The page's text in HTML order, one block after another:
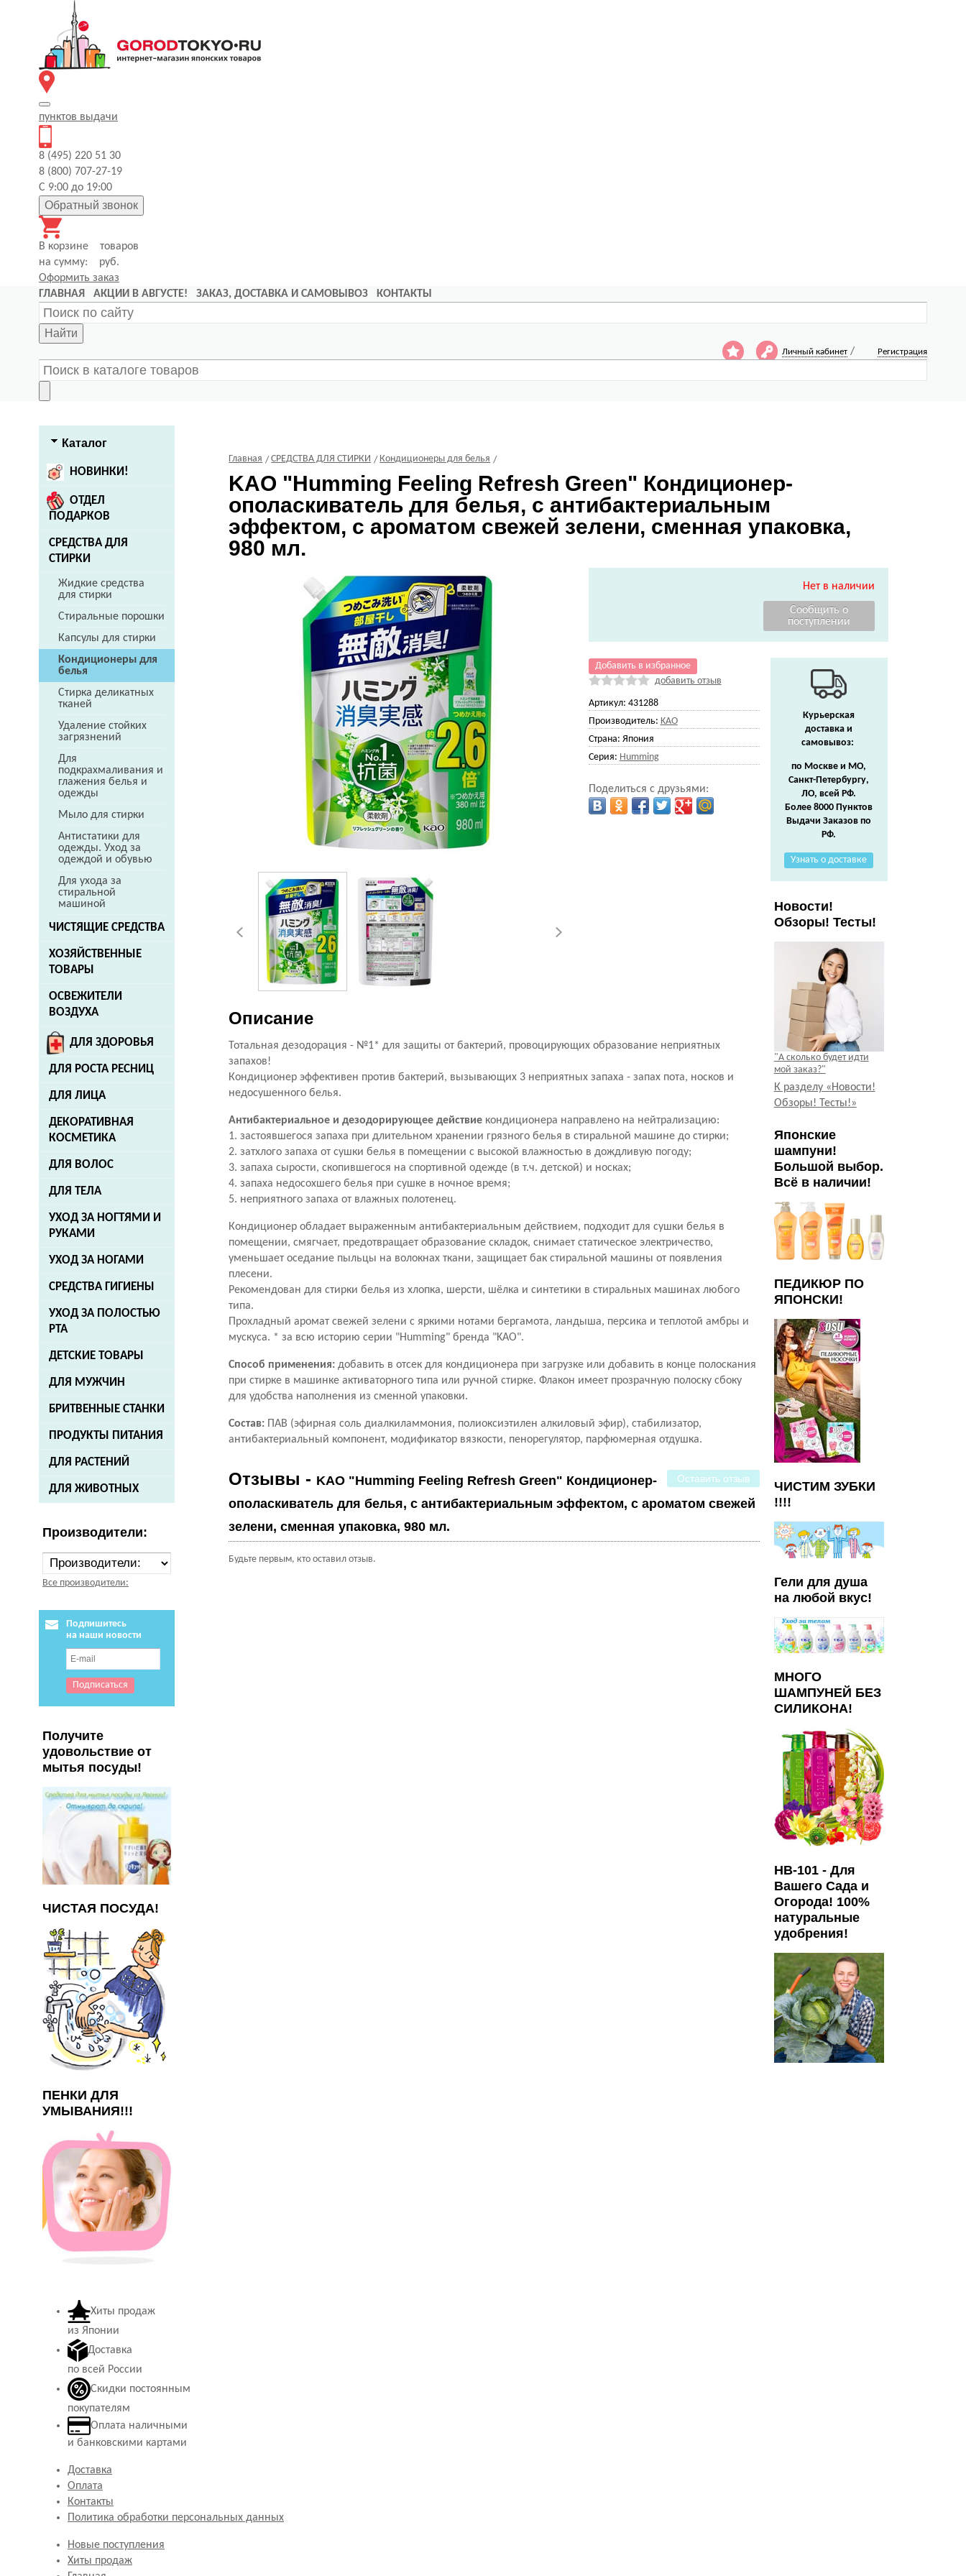
пунктов выдачи
8 (495) 220 51 30
8 (800) 707-27-19
С 9:00 до 19:00
Обратный звонок
В корзине
товаров
на сумму:
руб.
Оформить заказ
ГЛАВНАЯ
АКЦИИ В АВГУСТЕ! ЗАКАЗ, ДОСТАВКА И САМОВЫВОЗ КОНТАКТЫ
Найти
Личный кабинет / Регистрация
Каталог
НОВИНКИ!
ОТДЕЛ
ПОДАРКОВ
СРЕДСТВА ДЛЯ
СТИРКИ
Жидкие средства
для стирки
Стиральные порошки
Капсулы для стирки
Кондиционеры для
белья
Стирка деликатных
тканей
Удаление стойких
загрязнений
Для
подкрахмаливания и
глажения белья и
одежды
Мыло для стирки
Антистатики для
одежды. Уход за
одеждой и обувью
Для ухода за
стиральной
машиной
ЧИСТЯЩИЕ СРЕДСТВА
ХОЗЯЙСТВЕННЫЕ
ТОВАРЫ
ОСВЕЖИТЕЛИ
ВОЗДУХА
ДЛЯ ЗДОРОВЬЯ
ДЛЯ РОСТА РЕСНИЦ
ДЛЯ ЛИЦА
ДЕКОРАТИВНАЯ
КОСМЕТИКА
ДЛЯ ВОЛОС
ДЛЯ ТЕЛА
УХОД ЗА НОГТЯМИ И
РУКАМИ
УХОД ЗА НОГАМИ
СРЕДСТВА ГИГИЕНЫ
УХОД ЗА ПОЛОСТЬЮ
РТА
ДЕТСКИЕ ТОВАРЫ
ДЛЯ МУЖЧИН
БРИТВЕННЫЕ СТАНКИ
ПРОДУКТЫ ПИТАНИЯ
ДЛЯ РАСТЕНИЙ
ДЛЯ ЖИВОТНЫХ
Производители:
Все производители:
Подпишитесь
на наши новости
Получите
удовольствие от
мытья посуды!
ЧИСТАЯ ПОСУДА!
ПЕНКИ ДЛЯ
УМЫВАНИЯ!!!
Главная СРЕДСТВА ДЛЯ СТИРКИ Кондиционеры для белья
KAO "Humming Feeling Refresh Green" Кондиционер-
ополаскиватель для белья, с антибактериальным
эффектом, с ароматом свежей зелени, сменная упаковка,
980 мл.
Нет в наличии
Добавить в избранное
добавить отзыв
Артикул: 431288
Производитель: KAO
Страна: Япония
Серия: Humming
Поделиться с друзьями:
Описание
Тотальная дезодорация - №1* для защиты от бактерий, провоцирующих образование неприятных
запахов!
Кондиционер эффективен против бактерий, вызывающих 3 неприятных запаха - запах пота, носков и
недосушенного белья.
Антибактериальное и дезодорирующее действие кондиционера направлено на нейтрализацию:
1. застоявшегося запаха при длительном хранении грязного белья в стиральной машине до стирки;
2. затхлого запаха от сушки белья в помещении с высокой влажностью в дождливую погоду;
3. запаха сырости, скопившегося на спортивной одежде (в т.ч. детской) и носках;
4. запаха недосохшего белья при сушке в ночное время;
5. неприятного запаха от влажных полотенец.
Кондиционер обладает выраженным антибактериальным действием, подходит для сушки белья в
помещении, смягчает, предотвращает образование складок, снимает статическое электричество,
уменьшает оседание пыльцы на волокнах ткани, защищает бак стиральной машины от появления
плесени.
Рекомендован для стирки белья из хлопка, шерсти, шёлка и синтетики в стиральных машинах любого
типа.
Прохладный аромат свежей зелени с яркими нотами бергамота, ландыша, персика и теплотой амбры и
мускуса. * за всю историю серии "Humming" бренда "KAO".
Способ применения: добавить в отсек для кондиционера при загрузке или добавить в конце полоскания
при стирке в машинке активаторного типа или ручной стирке. Флакон имеет прозрачную полоску сбоку
для удобства наполнения из сменной упаковки.
Состав: ПАВ (эфирная соль диалкиламмония, полиоксиэтилен алкиловый эфир), стабилизатор,
антибактериальный компонент, модификатор вязкости, пенорегулятор, парфюмерная отдушка.
Оставить отзыв
Отзывы - KAO "Humming Feeling Refresh Green" Кондиционер-
ополаскиватель для белья, с антибактериальным эффектом, с ароматом свежей
зелени, сменная упаковка, 980 мл.
Будьте первым, кто оставил отзыв.
Курьерская
доставка и
самовывоз:
по Москве и МО,
Санкт-Петербургу,
ЛО, всей РФ.
Более 8000 Пунктов
Выдачи Заказов по
РФ.
Узнать о доставке
Новости!
Обзоры! Тесты!
"А сколько будет идти
мой заказ?"
К разделу «Новости!
Обзоры! Тесты!»
Японские
шампуни!
Большой выбор.
Всё в наличии!
ПЕДИКЮР ПО
ЯПОНСКИ!
ЧИСТИМ ЗУБКИ
!!!!
Гели для душа
на любой вкус!
МНОГО
ШАМПУНЕЙ БЕЗ
СИЛИКОНА!
HB-101 - Для
Вашего Сада и
Огорода! 100%
натуральные
удобрения!
Хиты продаж
из Японии
Доставка
по всей России
Скидки постоянным
покупателям
Оплата наличными
и банковскими картами
Доставка
Оплата
Контакты
Политика обработки персональных данных
Новые поступления
Хиты продаж